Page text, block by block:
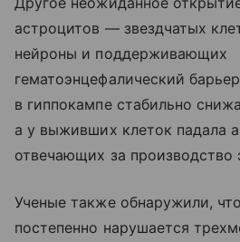
астроцитов — звездчатых
нейроны и поддерживающих
гематоэнцефалический
в гиппокампе стабильно
а у выживших клеток падала
отвечающих за производство
Ученые также обнаружили,
постепенно нарушается